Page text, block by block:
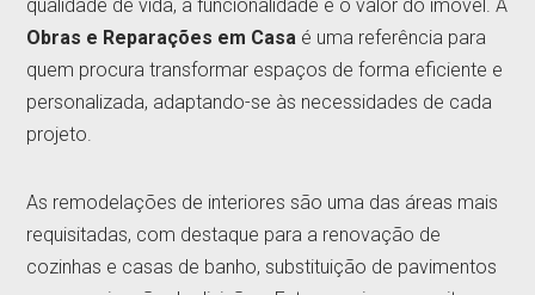
qualidade de vida, a funcionalidade e o valor do imóvel. A
Obras e Reparações em Casa é uma referência para
quem procura transformar espaços de forma eficiente e
personalizada, adaptando-se às necessidades de cada
projeto.
As remodelações de interiores são uma das áreas mais
requisitadas, com destaque para a renovação de
cozinhas e casas de banho, substituição de pavimentos